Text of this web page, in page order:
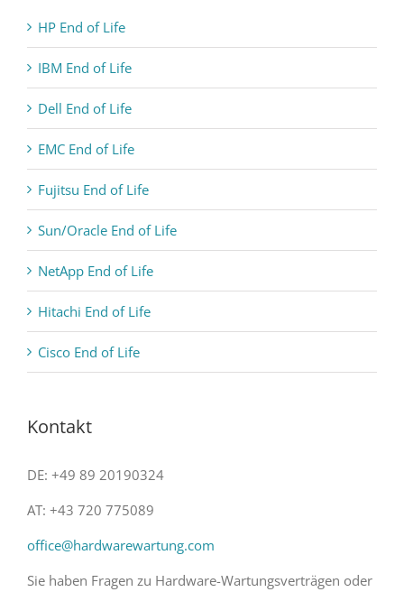
HP End of Life
IBM End of Life
Dell End of Life
EMC End of Life
Fujitsu End of Life
Sun/Oracle End of Life
NetApp End of Life
Hitachi End of Life
Cisco End of Life
Kontakt
DE: +49 89 20190324
AT: +43 720 775089
office@hardwarewartung.com
Sie haben Fragen zu Hardware-Wartungsverträgen oder